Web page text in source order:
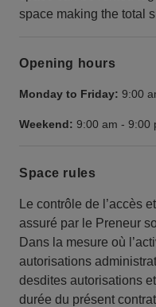
space making the total
Opening hours
Monday to Friday: 9:00
Weekend: 9:00 am - 9:00
Space rules
Le contrôle de l’accès
assuré par le Preneur
Dans la mesure où
autorisations
desdites autorisations
durée du présent